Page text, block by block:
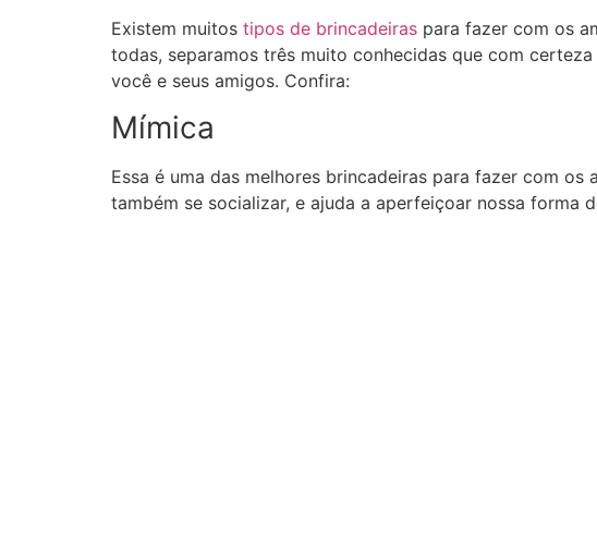
Existem muitos tipos de brincadeiras para fazer com os
todas, separamos três muito conhecidas que com
você e seus amigos. Confira:
Mímica
Essa é uma das melhores brincadeiras para fazer com
também se socializar, e ajuda a aperfeiçoar nossa forma